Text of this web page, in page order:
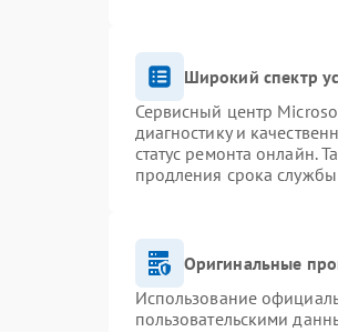
Широкий спектр
Сервисный центр
диагностику и
статус ремонта онлайн.
продления срока
Оригинальные
Использование
пользовательскими